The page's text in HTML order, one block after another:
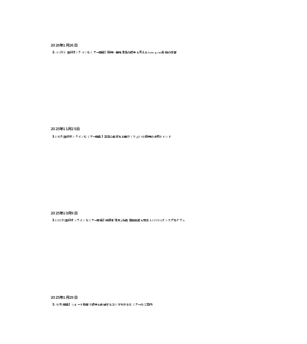
2026年1月26日
【2/4（水）無料オンラインセミナー開催】採用・園児募集の成果を変えるInstagram戦略の本質
2025年11月25日
【12/9(火)無料オンラインセミナー開催】学生に選ばれる園づくりとSNS採用の最新トレンド
2025年10月9日
【10/22(水)無料オンラインセミナー開催】保護者満足と職員負担軽減を両立！JOYKUダンスプログラム
2025年1月29日
【2/6(木)開催】ショート動画で成果を創出するコツがわかるセミナーのご案内